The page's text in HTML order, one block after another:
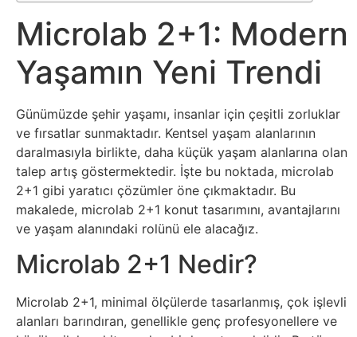
Film
Diğer
Sosyal
Medyalar
Din
Dokümanlar
Domain
Microlab 2+1: Modern
Yaşamın Yeni Trendi
Günümüzde şehir yaşamı, insanlar için çeşitli zorluklar
ve fırsatlar sunmaktadır. Kentsel yaşam alanlarının
daralmasıyla birlikte, daha küçük yaşam alanlarına olan
talep artış göstermektedir. İşte bu noktada, microlab
2+1 gibi yaratıcı çözümler öne çıkmaktadır. Bu
makalede, microlab 2+1 konut tasarımını, avantajlarını
ve yaşam alanındaki rolünü ele alacağız.
Microlab 2+1 Nedir?
Microlab 2+1, minimal ölçülerde tasarlanmış, çok işlevli
alanları barındıran, genellikle genç profesyonellere ve